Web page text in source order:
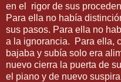
en el
rigor de sus
Para ella no había
sus pasos. Para ella no
a la ignorancia.
Para ella,
bajaba y subía solo era
nuevo cierra la puerta de
el piano y de nuevo